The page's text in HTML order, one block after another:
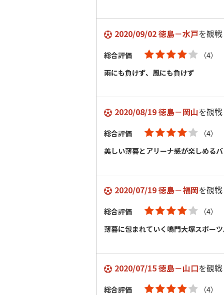
2020/09/02 徳島－水戸を観戦
総合評価
（4）
雨にも負けず、風にも負けず
2020/08/19 徳島－岡山を観戦
総合評価
（4）
美しい薄暮とアリーナ感が楽しめる
2020/07/19 徳島－福岡を観戦
総合評価
（4）
薄暮に包まれていく鳴門大塚スポー
2020/07/15 徳島－山口を観戦
総合評価
（4）